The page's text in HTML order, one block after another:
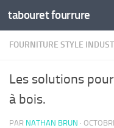
Skip to content
tabouret fourrure
FOURNITURE STYLE
Les solutions
à bois.
PAR NATHAN BRUN ·